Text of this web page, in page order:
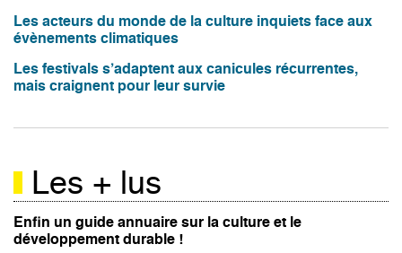
Les acteurs du monde de la culture inquiets face aux
évènements climatiques
Les festivals s’adaptent aux canicules récurrentes,
mais craignent pour leur survie
Les + lus
Enfin un guide annuaire sur la culture et le
développement durable !